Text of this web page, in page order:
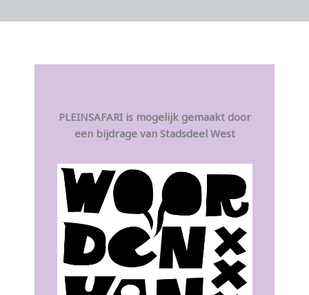
PLEINSAFARI is mogelijk gemaakt door
een bijdrage van Stadsdeel West